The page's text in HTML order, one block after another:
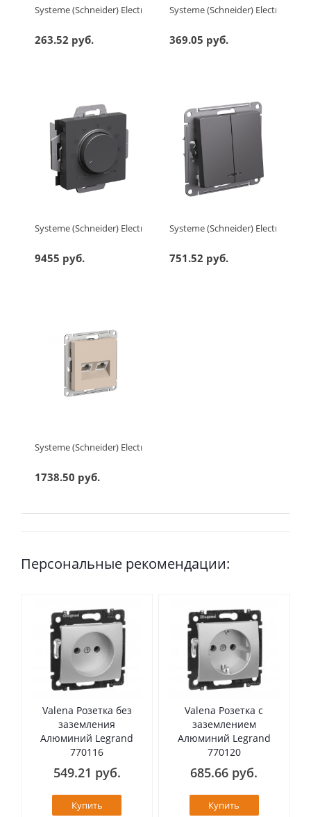
Systeme (Schneider) Electric GLOSSA РОЗЕТКА с
263.52 руб.
Systeme (Schneider) Electric
369.05 руб.
Systeme (Schneider) Electric ATLASDESIGN ТЕРМОСТАТ
9455 руб.
Systeme (Schneider) Electric
751.52 руб.
Systeme (Schneider) Electric ATLASDESIGN РОЗЕТКА двойная
1738.50 руб.
Персональные рекомендации:
Valena Розетка без
заземления
Алюминий Legrand
770116
549.21 руб.
Купить
Valena Розетка с
заземлением
Алюминий Legrand
770120
685.66 руб.
Купить